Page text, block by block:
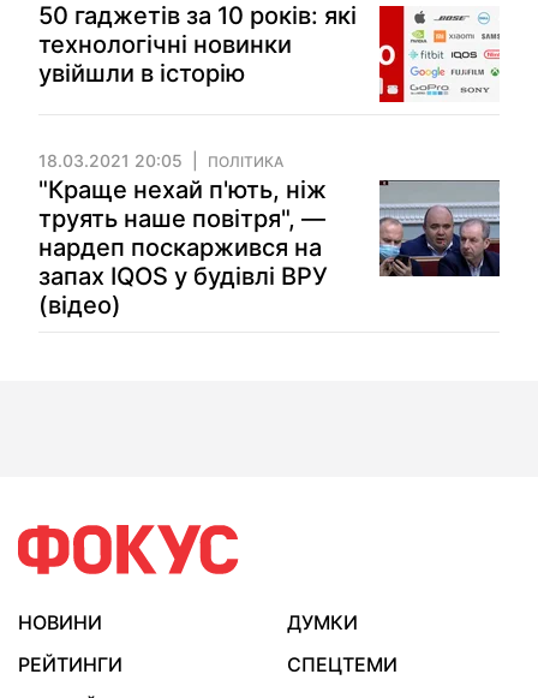
50 гаджетів за 10 років: які
технологічні новинки
увійшли в історію
18.03.2021 20:05 ПОЛІТИКА
"Краще нехай п'ють, ніж
труять наше повітря", —
нардеп поскаржився на
запах IQOS у будівлі ВРУ
(відео)
НОВИНИ
ДУМКИ
РЕЙТИНГИ
СПЕЦТЕМИ